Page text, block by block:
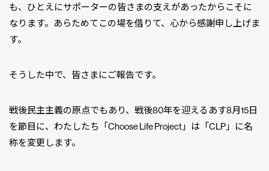
も、ひとえにサポーターの皆さまの支えがあったからこそに
なります。あらためてこの場を借りて、心から感謝申し上げま
す。
そうした中で、皆さまにご報告です。
戦後民主主義の原点でもあり、戦後80年を迎えるあす8月15日
を節目に、わたしたち「Choose Life Project」は「CLP」に名
称を変更します。